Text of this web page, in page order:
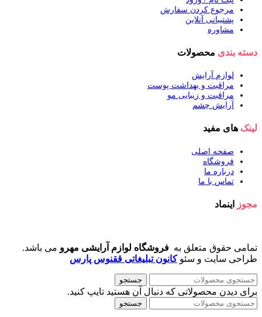
مرجوع کردن سفارش
پشتیبانی آنلاین
مشاوره
دسته بندی محصولات
لوازم آرایش
مراقبت و بهداشت پوست
مراقبت و زیبایی مو
آرایش چشم
لینک های مفید
صفحه اصلی
فروشگاه
درباره ما
تماس با ما
مجوز اینماد
تمامی حقوق متعلق به فروشگاه لوازم آرایشی مهرو می باشد.
طراحی سایت و سئوکانون تبلیغاتی ققنوس پارس
جستجو
برای دیدن محصولاتی که دنبال آن هستید تایپ کنید.
جستجو